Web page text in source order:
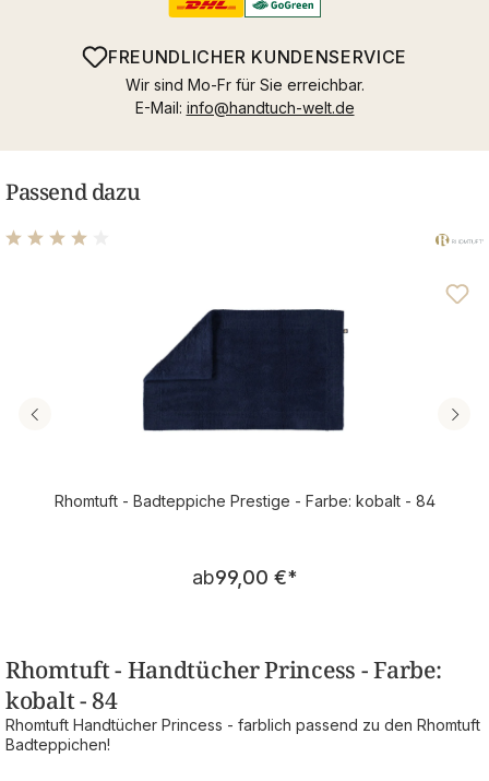
FREUNDLICHER KUNDENSERVICE
Wir sind Mo-Fr für Sie erreichbar.
E-Mail: info@handtuch-welt.de
Passend dazu
Rhomtuft - Badteppiche Prestige - Farbe: kobalt - 84
Regulärer Preis:
ab99,00 €*
Rhomtuft - Handtücher Princess - Farbe:
kobalt - 84
Rhomtuft Handtücher Princess - farblich passend zu den Rhomtuft
Badteppichen!